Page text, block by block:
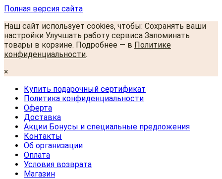
Полная версия сайта
Наш сайт использует cookies, чтобы: Сохранять ваши
настройки Улучшать работу сервиса Запоминать
товары в корзине. Подробнее — в Политике
конфиденциальности.
×
Купить подарочный сертификат
Политика конфиденциальности
Оферта
Доставка
Акции Бонусы и специальные предложения
Контакты
Об организации
Оплата
Условия возврата
Магазин